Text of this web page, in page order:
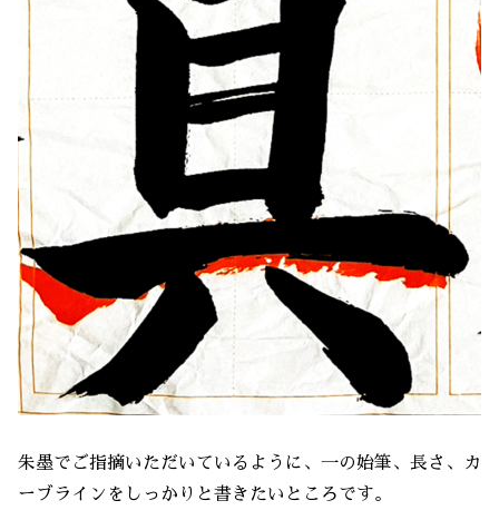
朱墨でご指摘いただいているように、一の始筆、長さ、カ
ーブラインをしっかりと書きたいところです。